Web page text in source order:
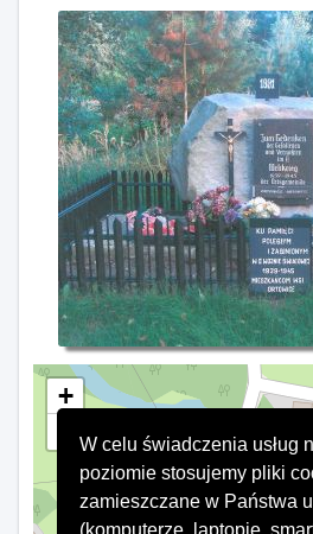
W celu świadczenia usług
poziomie stosujemy pliki
zamieszczane w Państwa
(komputerze, laptopie,
Głaz
+